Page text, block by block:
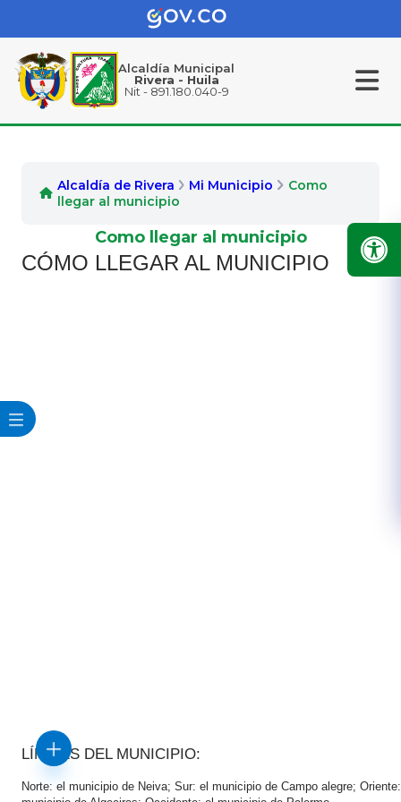
Alcaldía Municipal
Rivera - Huila
Nit - 891.180.040-9
Alcaldía de Rivera Mi Municipio
Como
llegar al municipio
Como llegar al municipio
CÓMO LLEGAR AL MUNICIPIO​
LÍMITES DEL MUNICIPIO:
Norte: el municipio de Neiva; Sur: el municipio de Campo alegre;